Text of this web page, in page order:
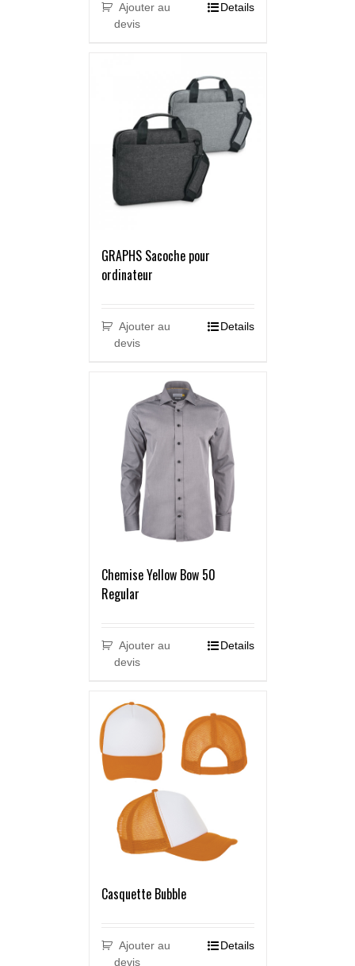
Ajouter au
devis
Details
GRAPHS Sacoche pour
ordinateur
Ajouter au
devis
Details
Chemise Yellow Bow 50
Regular
Ajouter au
devis
Details
Casquette Bubble
Ajouter au
devis
Details